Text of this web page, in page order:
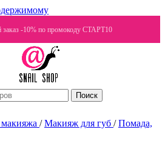
заказ -10% по промокоду СТАРТ10
Поиск
/ Макияж для губ / Помада,